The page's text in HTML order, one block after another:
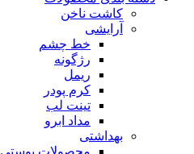
کاشت ناخن
آرایشی
خط چشم
رژگونه
ریمل
کرم پودر
تینت لب
مداد ابرو
بهداشتی